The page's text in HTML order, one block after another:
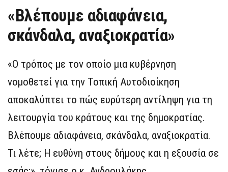
«Βλέπουμε αδιαφάνεια,
σκάνδαλα, αναξιοκρατία»
«Ο τρόπος με τον οποίο μια κυβέρνηση
νομοθετεί για την Τοπική Αυτοδιοίκηση
αποκαλύπτει το πώς ευρύτερη αντίληψη για τη
λειτουργία του κράτους και της δημοκρατίας.
Βλέπουμε αδιαφάνεια, σκάνδαλα, αναξιοκρατία.
Τι λέτε; Η ευθύνη στους δήμους και η εξουσία σε